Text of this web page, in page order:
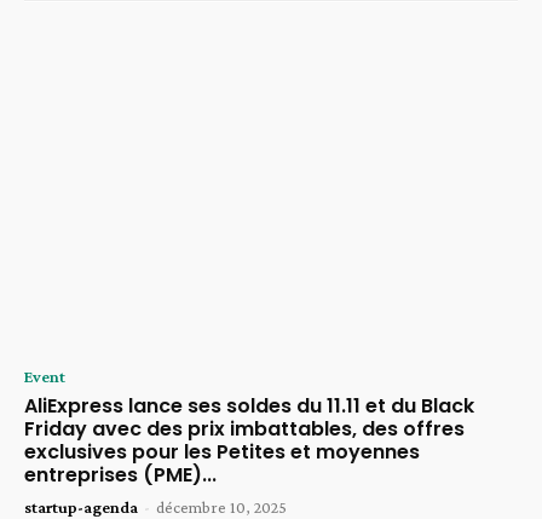
Event
AliExpress lance ses soldes du 11.11 et du Black
Friday avec des prix imbattables, des offres
exclusives pour les Petites et moyennes
entreprises (PME)...
startup-agenda - décembre 10, 2025